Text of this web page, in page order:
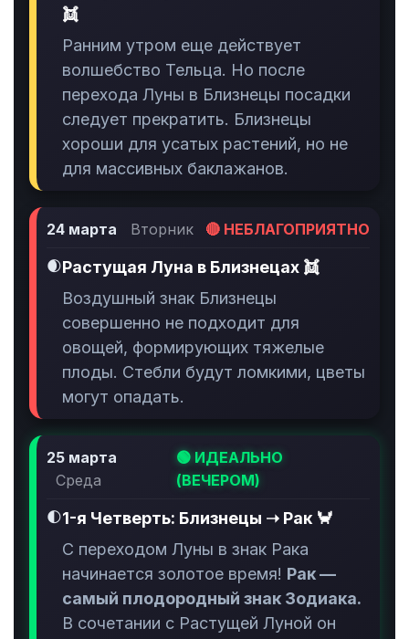
👯
Ранним утром еще действует
волшебство Тельца. Но после
перехода Луны в Близнецы посадки
следует прекратить. Близнецы
хороши для усатых растений, но не
для массивных баклажанов.
24 марта Вторник 🔴 НЕБЛАГОПРИЯТНО
🌒Растущая Луна в Близнецах 👯
Воздушный знак Близнецы
совершенно не подходит для
овощей, формирующих тяжелые
плоды. Стебли будут ломкими, цветы
могут опадать.
25 марта
Среда
🟢 ИДЕАЛЬНО
(ВЕЧЕРОМ)
🌓1-я Четверть: Близнецы ➝ Рак 🦀
С переходом Луны в знак Рака
начинается золотое время! Рак —
самый плодородный знак Зодиака.
В сочетании с Растущей Луной он